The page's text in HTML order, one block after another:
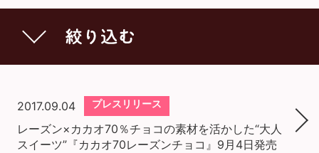
2017.09.04 プレスリリース
レーズン×カカオ70％チョコの素材を活かした“大人
スイーツ”『カカオ70レーズンチョコ』9月4日発売